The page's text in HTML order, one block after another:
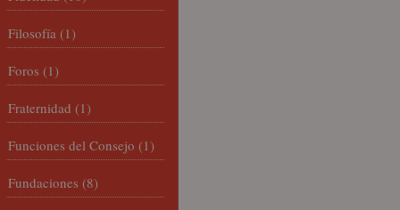
Filosofía (1)
Foros (1)
Fraternidad (1)
Funciones del Consejo (1)
Fundaciones (8)